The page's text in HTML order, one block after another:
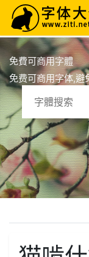
免費可商用字體
免费可商用字体,避